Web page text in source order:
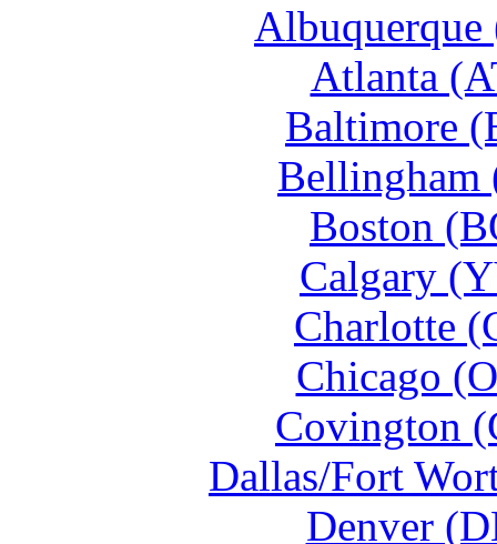
Atlanta
Baltimore
Bellingham
Boston
Calgary
Charlotte
Chicago
Covington
Dallas/Fort
Denver